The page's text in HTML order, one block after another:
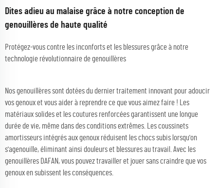
Dites adieu au malaise grâce à notre conception de
genouillères de haute qualité
Protégez-vous contre les inconforts et les blessures grâce à notre
technologie révolutionnaire de genouillères
Nos genouillères sont dotées du dernier traitement innovant pour adoucir
vos genoux et vous aider à reprendre ce que vous aimez faire ! Les
matériaux solides et les coutures renforcées garantissent une longue
durée de vie, même dans des conditions extrêmes. Les coussinets
amortisseurs intégrés aux genoux réduisent les chocs subis lorsqu'on
s'agenouille, éliminant ainsi douleurs et blessures au travail. Avec les
genouillères DAFAN, vous pouvez travailler et jouer sans craindre que vos
genoux en subissent les conséquences.